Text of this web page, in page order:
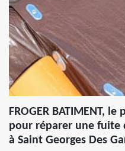
FROGER BATIMENT,
pour réparer une fuite
à Saint Georges Des